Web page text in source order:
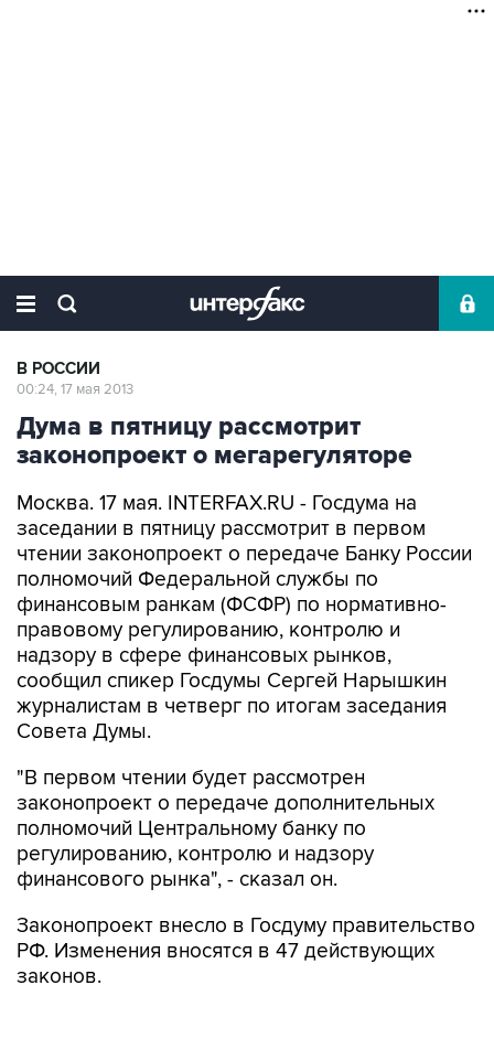
В РОССИИ
00:24, 17 мая 2013
Дума в пятницу рассмотрит
законопроект о мегарегуляторе
Москва. 17 мая. INTERFAX.RU - Госдума на
заседании в пятницу рассмотрит в первом
чтении законопроект о передаче Банку России
полномочий Федеральной службы по
финансовым ранкам (ФСФР) по нормативно-
правовому регулированию, контролю и
надзору в сфере финансовых рынков,
сообщил спикер Госдумы Сергей Нарышкин
журналистам в четверг по итогам заседания
Совета Думы.
"В первом чтении будет рассмотрен
законопроект о передаче дополнительных
полномочий Центральному банку по
регулированию, контролю и надзору
финансового рынка", - сказал он.
Законопроект внесло в Госдуму правительство
РФ. Изменения вносятся в 47 действующих
законов.